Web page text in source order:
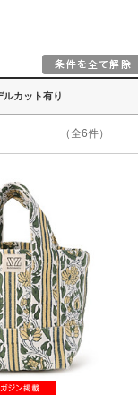
ルカット有り
（全6件）